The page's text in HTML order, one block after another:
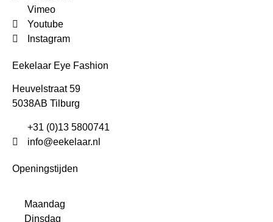
Vimeo
Youtube
Instagram
Eekelaar Eye Fashion
Heuvelstraat 59
5038AB Tilburg
+31 (0)13 5800741
info@eekelaar.nl
Openingstijden
Maandag
Dinsdag